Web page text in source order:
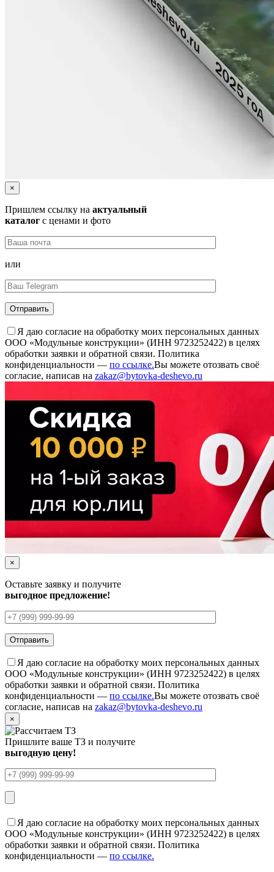
×
Пришлем ссылку на актуальный
каталог с ценами и фото
или
Я даю согласие на обработку моих персональных данных
ООО «Модульные конструкции» (ИНН 9723252422) в целях
обработки заявки и обратной связи. Политика
конфиденциальности — по ссылке.Вы можете отозвать своё
согласие, написав на zakaz@bytovka-deshevo.ru
×
Оставьте заявку и получите
выгодное предложение!
Я даю согласие на обработку моих персональных данных
ООО «Модульные конструкции» (ИНН 9723252422) в целях
обработки заявки и обратной связи. Политика
конфиденциальности — по ссылке.Вы можете отозвать своё
согласие, написав на zakaz@bytovka-deshevo.ru
×
Пришлите ваше ТЗ и получите
выгодную цену!
Я даю согласие на обработку моих персональных данных
ООО «Модульные конструкции» (ИНН 9723252422) в целях
обработки заявки и обратной связи. Политика
конфиденциальности — по ссылке.